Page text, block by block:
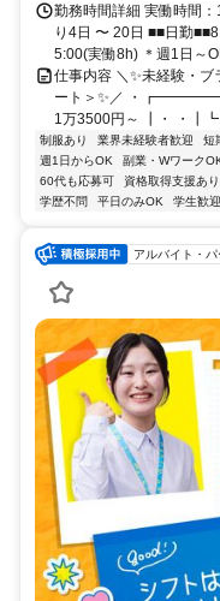
勤務時間詳細 実働時間
り4日 〜 20日 ■■日勤
5:00(実働8h) ＊週1日～
仕事内容 ＼✨未経験・ブ
ート＞✨／ ・
1万3500円～ ┃・ ・┃┗
制服あり 業界未経験者歓迎 短
週1日からOK
副業・Wワーク
60代も応募可
資格取得支援あり
学歴不問
平日のみOK 学生歓迎
アルバイト・パ